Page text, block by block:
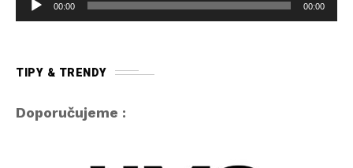
u
p
00:00 00:00
TIPY & TRENDY
Doporučujeme :